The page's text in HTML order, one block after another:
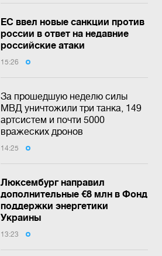
ЕС ввел новые санкции против
россии в ответ на недавние
российские атаки
15:26
За прошедшую неделю силы
МВД уничтожили три танка, 149
артсистем и почти 5000
вражеских дронов
14:25
Люксембург направил
дополнительные €8 млн в Фонд
поддержки энергетики
Украины
13:23